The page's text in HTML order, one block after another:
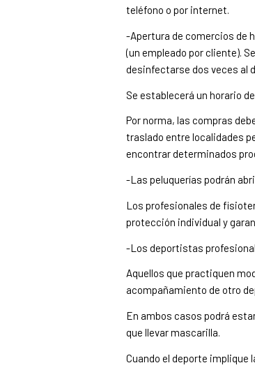
teléfono o por internet.
-Apertura de comercios de
(un empleado por cliente).
desinfectarse dos veces al
Se establecerá un horario
Por norma, las compras
traslado entre localidades
encontrar determinados
-Las peluquerías podrán
Los profesionales de
protección individual y
-Los deportistas
Aquellos que practiquen
acompañamiento de otro
En ambos casos podrá
que llevar mascarilla.
Cuando el deporte